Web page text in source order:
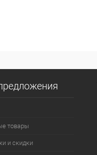
товары
и скидки